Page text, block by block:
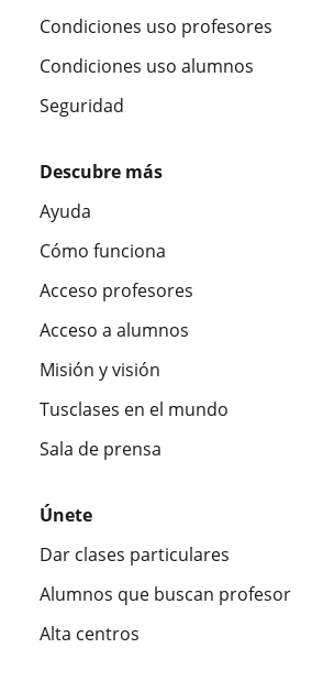
Condiciones uso profesores
Condiciones uso alumnos
Seguridad
Descubre más
Ayuda
Cómo funciona
Acceso profesores
Acceso a alumnos
Misión y visión
Tusclases en el mundo
Sala de prensa
Únete
Dar clases particulares
Alumnos que buscan profesor
Alta centros